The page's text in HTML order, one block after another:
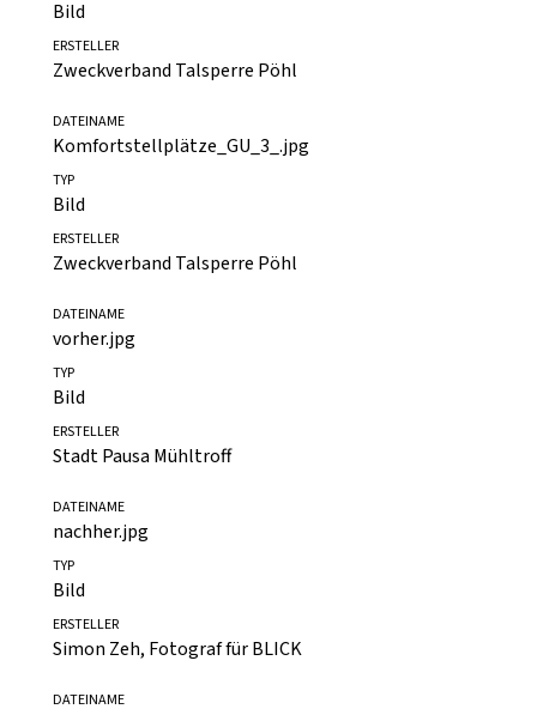
DATEINAME
Komfortstellplätze_GU_2_.jpg
TYP
ERSTELLER
Zweckverband Talsperre Pöhl
DATEINAME
Komfortstellplätze_GU_3_.jpg
TYP
ERSTELLER
Zweckverband Talsperre Pöhl
DATEINAME
vorher.jpg
TYP
ERSTELLER
Stadt Pausa Mühltroff
DATEINAME
nachher.jpg
TYP